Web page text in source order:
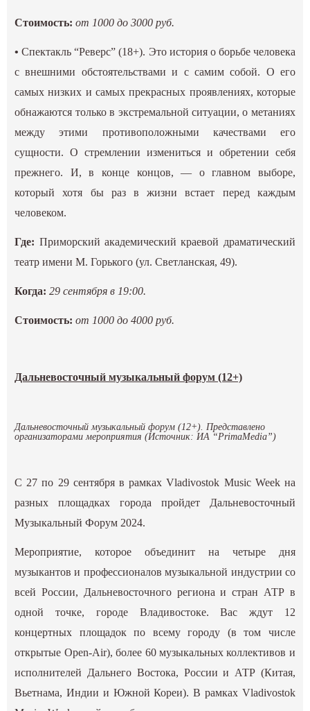
Стоимость: от 1000 до 3000 руб.
•Спектакль “Реверс” (18+). Это история о борьбе человека
с внешними обстоятельствами и с самим собой. О его
самых низких и самых прекрасных проявлениях, которые
обнажаются только в экстремальной ситуации, о метаниях
между этими противоположными качествами его
сущности. О стремлении измениться и обретении себя
прежнего. И, в конце концов, — о главном выборе,
который хотя бы раз в жизни встает перед каждым
человеком.
Где: Приморский академический краевой драматический
театр имени М. Горького (ул. Светланская, 49).
Когда: 29 сентября в 19:00.
Стоимость: от 1000 до 4000 руб.
Дальневосточный музыкальный форум (12+)
Дальневосточный музыкальный форум (12+). Представлено
организаторами мероприятия (Источник: ИА “PrimaMedia”)
С 27 по 29 сентября в рамках Vladivostok Music Week на
разных площадках города пройдет Дальневосточный
Музыкальный Форум 2024.
Мероприятие, которое объединит на четыре дня
музыкантов и профессионалов музыкальной индустрии со
всей России, Дальневосточного региона и стран АТР в
одной точке, городе Владивостоке. Вас ждут 12
концертных площадок по всему городу (в том числе
открытые Open-Air), более 60 музыкальных коллективов и
исполнителей Дальнего Востока, России и АТР (Китая,
Вьетнама, Индии и Южной Кореи). В рамках Vladivostok